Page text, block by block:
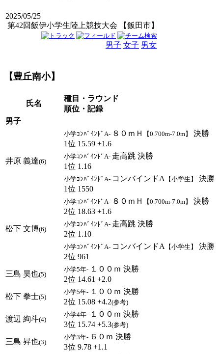
2025/05/25
第42回飯伊小学生陸上競技大会 【飯田市】
男子 女子 男女
【豊丘南小】
氏名
種目・ラウンド
順位・記録
男子
井原 義達(6)
小学ｺﾝﾊﾞｲﾝﾄﾞA- ８０ｍＨ 【0.700m-7.0m】
決勝
1位 15.59 +1.6
小学ｺﾝﾊﾞｲﾝﾄﾞA- 走高跳 決勝
1位 1.16
小学ｺﾝﾊﾞｲﾝﾄﾞA- コンバインドA 【小学生】
決勝
1位 1550
松下 文博(6)
小学ｺﾝﾊﾞｲﾝﾄﾞA- ８０ｍＨ 【0.700m-7.0m】
決勝
2位 18.63 +1.6
小学ｺﾝﾊﾞｲﾝﾄﾞA- 走高跳 決勝
2位 1.10
小学ｺﾝﾊﾞｲﾝﾄﾞA- コンバインドA 【小学生】
決勝
2位 961
三島 昊也(5)
小学5年- １００ｍ 決勝
2位 14.61 +2.0
松下 拳士(5)
小学5年- １００ｍ 決勝
2位 15.08 +4.2(参考)
渡辺 絢斗(4)
小学4年- １００ｍ 決勝
3位 15.74 +5.3(参考)
三島 昇也(3)
小学3年- ６０ｍ 決勝
3位 9.78 +1.1